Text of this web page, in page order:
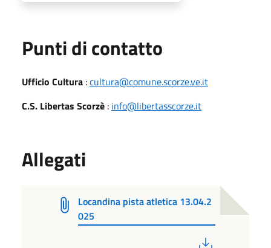
Punti di contatto
Ufficio Cultura :cultura@comune.scorze.ve.it
C.S. Libertas Scorzè : info@libertasscorze.it
Allegati
Locandina pista atletica 13.04.2
025